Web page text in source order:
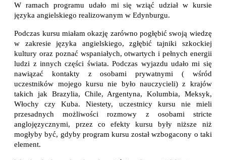
W ramach programu udało mi się wziąć udział w kursie
języka angielskiego realizowanym w Edynburgu.
Podczas kursu miałam okazję zarówno pogłębić swoją wiedzę
w zakresie języka angielskiego, zgłębić tajniki szkockiej
kultury oraz poznać wspaniałych, otwartych i pełnych energii
ludzi z innych części świata. Podczas wyjazdu udało mi się
nawiązać kontakty z osobami prywatnymi ( wśród
uczestników mojego kursu nie było nauczycieli) z krajów
takich jak Brazylia, Chile, Argentyna, Kolumbia, Meksyk,
Włochy czy Kuba. Niestety, uczestnicy kursu nie mieli
przesadnych możliwości rozmowy z osobami stricte
anglojęzycznymi, przez co efekty kursu były niższe niż
mogłyby być, gdyby program kursu został wzbogacony o taki
element.